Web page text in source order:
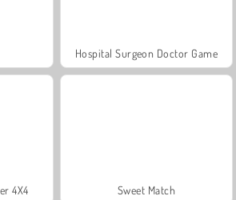
Hospital Surgeon Doctor Game
4X4 Sweet Match